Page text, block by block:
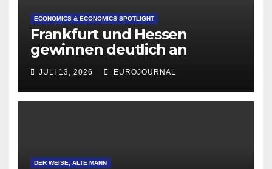
ECONOMICS & ECONOMICS SPOTLIGHT
Frankfurt und Hessen
gewinnen deutlich an
Attraktivität für Startup-
Gründungen
JULI 13, 2026 EUROJOURNAL
DER WEISE, ALTE MANN